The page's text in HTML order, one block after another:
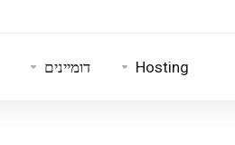
Hosting דומיינים